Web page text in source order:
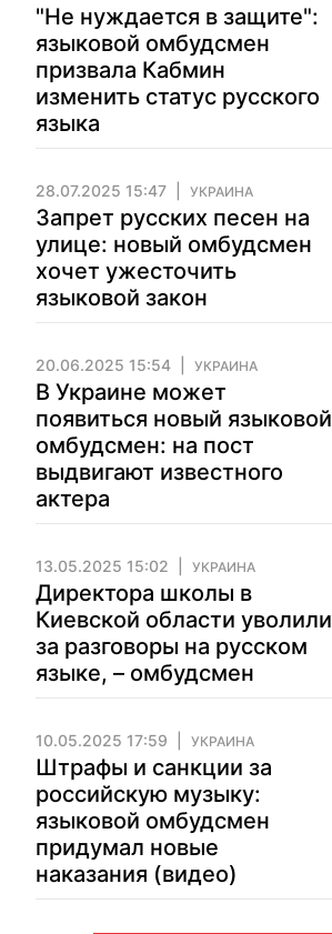
"Не нуждается в защите":
языковой омбудсмен
призвала Кабмин
изменить статус русского
языка
28.07.2025 15:47 УКРАИНА
Запрет русских песен на
улице: новый омбудсмен
хочет ужесточить
языковой закон
20.06.2025 15:54 УКРАИНА
В Украине может
появиться новый языковой
омбудсмен: на пост
выдвигают известного
актера
13.05.2025 15:02 УКРАИНА
Директора школы в
Киевской области уволили
за разговоры на русском
языке, – омбудсмен
10.05.2025 17:59 УКРАИНА
Штрафы и санкции за
российскую музыку:
языковой омбудсмен
придумал новые
наказания (видео)